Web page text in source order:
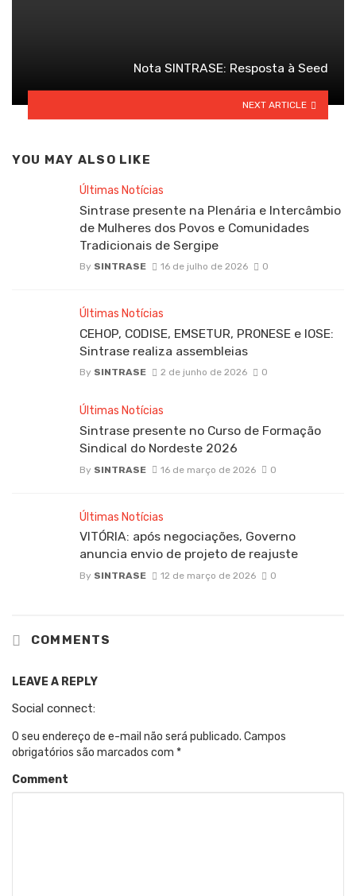
Nota SINTRASE: Resposta à Seed
NEXT ARTICLE
YOU MAY ALSO LIKE
Últimas Notícias
Sintrase presente na Plenária e Intercâmbio
de Mulheres dos Povos e Comunidades
Tradicionais de Sergipe
By SINTRASE 16 de julho de 2026 0
Últimas Notícias
CEHOP, CODISE, EMSETUR, PRONESE e IOSE:
Sintrase realiza assembleias
By SINTRASE 2 de junho de 2026 0
Últimas Notícias
Sintrase presente no Curso de Formação
Sindical do Nordeste 2026
By SINTRASE 16 de março de 2026 0
Últimas Notícias
VITÓRIA: após negociações, Governo
anuncia envio de projeto de reajuste
By SINTRASE 12 de março de 2026 0
COMMENTS
LEAVE A REPLY
Social connect:
O seu endereço de e-mail não será publicado. Campos
obrigatórios são marcados com *
Comment